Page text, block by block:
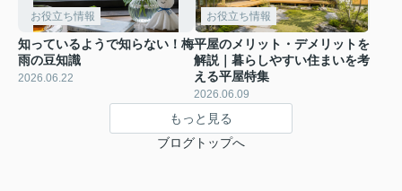
お役立ち情報
知っているようで知らない！梅
雨の豆知識
2026.06.22
お役立ち情報
平屋のメリット・デメリットを
解説｜暮らしやすい住まいを考
える平屋特集
2026.06.09
もっと見る
ブログトップへ